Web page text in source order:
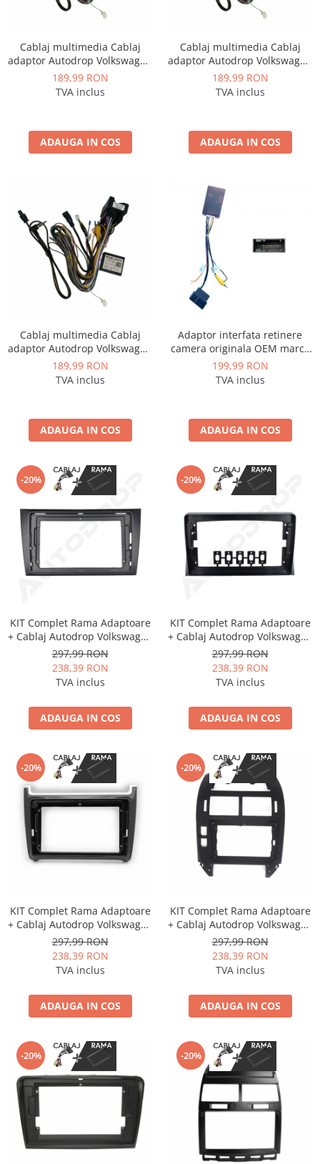
Cablaj multimedia Cablaj
adaptor Autodrop Volkswagen
Tiguan (2017+) pentru
Navigații multimedia Android
189,99 RON
TVA inclus
ADAUGA IN COS
Cablaj multimedia Cablaj
adaptor Autodrop Volkswagen
Passat B8 (2016+) pentru
Navigații multimedia Android
189,99 RON
TVA inclus
ADAUGA IN COS
Cablaj multimedia Cablaj
adaptor Autodrop Volkswagen
Universal (2018+) pentru
Navigații multimedia Android
189,99 RON
TVA inclus
ADAUGA IN COS
Adaptor interfata retinere
camera originala OEM marca
VAG Volkswagen, Skoda - AD-
BGCWCOEM
199,99 RON
TVA inclus
ADAUGA IN COS
-20%
KIT Complet Rama Adaptoare
+ Cablaj Autodrop Volkswagen
Golf 6 (2010-2013) pentru
Navigatie Multimedia Android
9 inch
297,99 RON
238,39 RON
TVA inclus
ADAUGA IN COS
-20%
KIT Complet Rama Adaptoare
+ Cablaj Autodrop Volkswagen
T5 Multivan (2008-2015)
pentru Navigatie Multimedia
Android 9 inch
297,99 RON
238,39 RON
TVA inclus
ADAUGA IN COS
-20%
KIT Complet Rama Adaptoare
+ Cablaj Autodrop Volkswagen
Polo (2012-2016) pentru
Navigatie Multimedia Android
9 inch
297,99 RON
238,39 RON
TVA inclus
ADAUGA IN COS
-20%
KIT Complet Rama Adaptoare
+ Cablaj Autodrop Volkswagen
Polo (2004-2010) pentru
Navigatie Multimedia Android
9 inch
297,99 RON
238,39 RON
TVA inclus
ADAUGA IN COS
-20% -20%